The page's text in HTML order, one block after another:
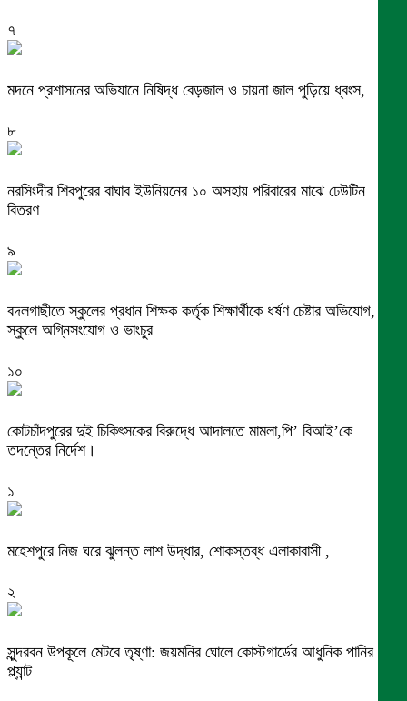
৭
মদনে প্রশাসনের অভিযানে নিষিদ্ধ বেড়জাল ও চায়না জাল পুড়িয়ে ধ্বংস,
৮
নরসিংদীর শিবপুরের বাঘাব ইউনিয়নের ১০ অসহায় পরিবারের মাঝে ঢেউটিন
বিতরণ
৯
বদলগাছীতে স্কুলের প্রধান শিক্ষক কর্তৃক শিক্ষার্থীকে ধর্ষণ চেষ্টার অভিযোগ,
স্কুলে অগ্নিসংযোগ ও ভাংচুর
১০
কোটচাঁদপুরের দুই চিকিৎসকের বিরুদ্ধে আদালতে মামলা,পি’ বিআই’কে
তদন্তের নির্দেশ।
১
মহেশপুরে নিজ ঘরে ঝুলন্ত লাশ উদ্ধার, শোকস্তব্ধ এলাকাবাসী ,
২
সুন্দরবন উপকূলে মেটবে তৃষ্ণা: জয়মনির ঘোলে কোস্টগার্ডের আধুনিক পানির
প্ল্যান্ট